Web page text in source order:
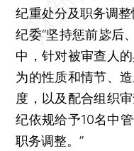
纪重处分及职务调
纪委“坚持惩前毖后
中，针对被审查人
为的性质和情节、
度，以及配合组织
纪依规给予10名中
职务调整。”